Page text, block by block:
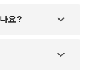
요?
스프레이